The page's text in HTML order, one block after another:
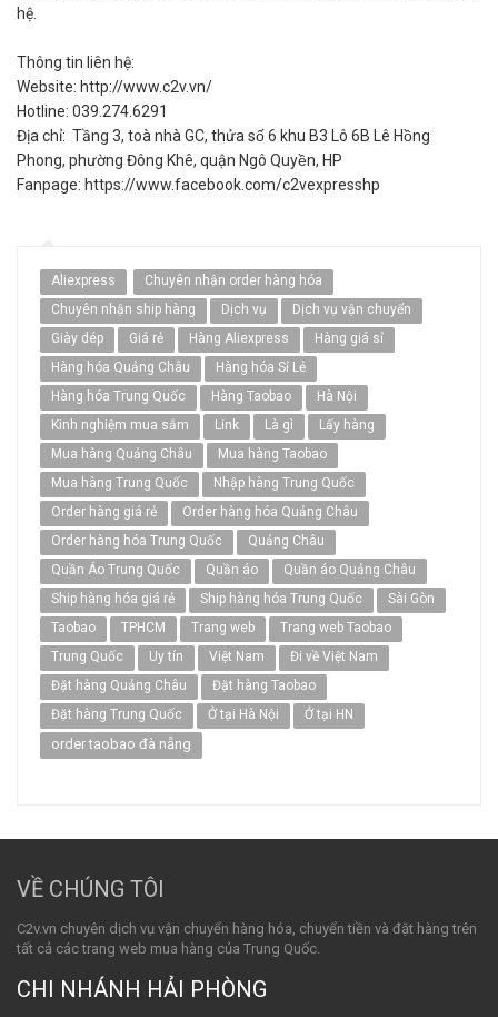
hệ.
Thông tin liên hệ:
Website: http://www.c2v.vn/
Hotline: 039.274.6291
Địa chỉ: Tầng 3, toà nhà GC, thửa số 6 khu B3 Lô 6B Lê Hồng
Phong, phường Đông Khê, quận Ngô Quyền, HP
Fanpage: https://www.facebook.com/c2vexpresshp
Aliexpress
Chuyên nhận order hàng hóa
Chuyên nhận ship hàng
Dịch vụ
Dịch vụ vận chuyển
Giày dép
Giá rẻ Hàng Aliexpress
Hàng giá sỉ
Hàng hóa Quảng Châu
Hàng hóa Sỉ Lẻ
Hàng hóa Trung Quốc
Hàng Taobao
Hà Nội
Kinh nghiệm mua sắm
Link Là gì
Lấy hàng
Mua hàng Quảng Châu
Mua hàng Taobao
Mua hàng Trung Quốc
Nhập hàng Trung Quốc
Order hàng giá rẻ
Order hàng hóa Quảng Châu
Order hàng hóa Trung Quốc
Quảng Châu
Quần Áo Trung Quốc
Quần áo
Quần áo Quảng Châu
Ship hàng hóa giá rẻ
Ship hàng hóa Trung Quốc
Sài Gòn
Taobao
TPHCM Trang web
Trang web Taobao
Trung Quốc
Uy tín Việt Nam
Đi về Việt Nam
Đặt hàng Quảng Châu
Đặt hàng Taobao
Đặt hàng Trung Quốc
Ở tại Hà Nội Ở tại HN
order taobao đà nẵng
VỀ CHÚNG TÔI
C2v.vn chuyên dịch vụ vận chuyển hàng hóa, chuyển tiền và đặt hàng trên
tất cả các trang web mua hàng của Trung Quốc.
CHI NHÁNH HẢI PHÒNG